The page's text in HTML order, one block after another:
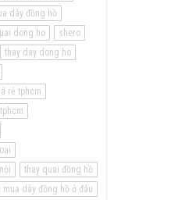
dây đồng hồ
dong ho
shero
thay day dong ho
rẻ tphcm
thay quai đồng hồ
mua dây đồng hồ ở đâu